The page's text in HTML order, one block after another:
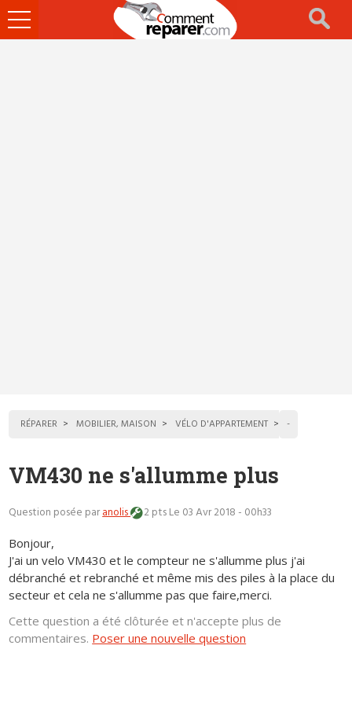
Ouvrir
le
RÉPARER MOBILIER, MAISON VÉLO D'APPARTEMENT -
VM430 ne s'allumme plus
Question posée paranolis 2 ptsLe 03 Avr 2018 - 00h33
Bonjour,
J'ai un velo VM430 et le compteur ne s'allumme plus j'ai
débranché et rebranché et même mis des piles à la place du
secteur et cela ne s'allumme pas que faire,merci.
Cette question a été clôturée et n'accepte plus de
commentaires. Poser une nouvelle question